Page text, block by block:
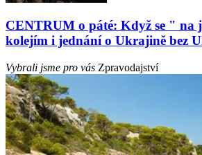
CENTRUM o páté: Když se " na
kolejím i jednání o Ukrajině bez
Vybrali jsme pro vás Zpravodajství